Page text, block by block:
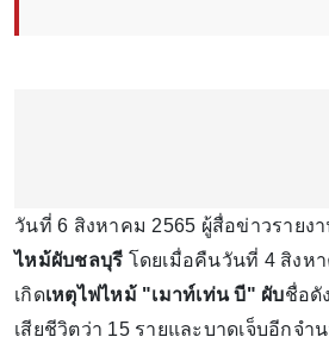
วันที่ 6 สิงหาคม 2565 ผู้สื่อข่าวราย
ไหม้ผับชลบุรี โดยเมื่อคืนวันที่ 4 สิงห
เกิดเหตุไฟไหม้ "เมาท์เท่น บี" ผับชื่อดั
เสียชีวิตว่า 15 รายและบาดเจ็บอีกจ